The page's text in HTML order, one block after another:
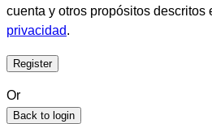
cuenta y otros propósitos descritos
privacidad.
Or
Back to login